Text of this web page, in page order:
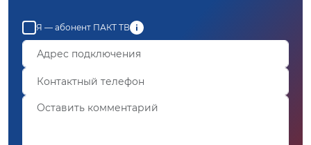
Я — абонент ПАКТ ТВ